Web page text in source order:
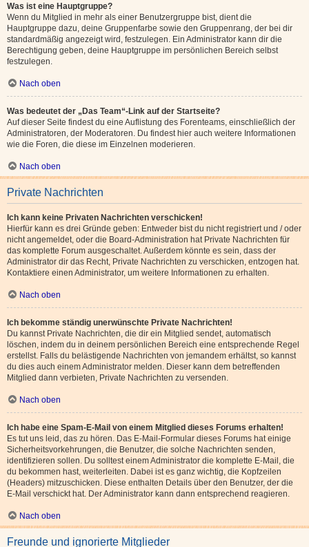
Was ist eine Hauptgruppe?
Wenn du Mitglied in mehr als einer Benutzergruppe bist, dient die
Hauptgruppe dazu, deine Gruppenfarbe sowie den Gruppenrang, der bei dir
standardmäßig angezeigt wird, festzulegen. Ein Administrator kann dir die
Berechtigung geben, deine Hauptgruppe im persönlichen Bereich selbst
festzulegen.
Nach oben
Was bedeutet der „Das Team“-Link auf der Startseite?
Auf dieser Seite findest du eine Auflistung des Forenteams, einschließlich der
Administratoren, der Moderatoren. Du findest hier auch weitere Informationen
wie die Foren, die diese im Einzelnen moderieren.
Nach oben
Private Nachrichten
Ich kann keine Privaten Nachrichten verschicken!
Hierfür kann es drei Gründe geben: Entweder bist du nicht registriert und / oder
nicht angemeldet, oder die Board-Administration hat Private Nachrichten für
das komplette Forum ausgeschaltet. Außerdem könnte es sein, dass der
Administrator dir das Recht, Private Nachrichten zu verschicken, entzogen hat.
Kontaktiere einen Administrator, um weitere Informationen zu erhalten.
Nach oben
Ich bekomme ständig unerwünschte Private Nachrichten!
Du kannst Private Nachrichten, die dir ein Mitglied sendet, automatisch
löschen, indem du in deinem persönlichen Bereich eine entsprechende Regel
erstellst. Falls du belästigende Nachrichten von jemandem erhältst, so kannst
du dies auch einem Administrator melden. Dieser kann dem betreffenden
Mitglied dann verbieten, Private Nachrichten zu versenden.
Nach oben
Ich habe eine Spam-E-Mail von einem Mitglied dieses Forums erhalten!
Es tut uns leid, das zu hören. Das E-Mail-Formular dieses Forums hat einige
Sicherheitsvorkehrungen, die Benutzer, die solche Nachrichten senden,
identifizieren sollen. Du solltest einem Administrator die komplette E-Mail, die
du bekommen hast, weiterleiten. Dabei ist es ganz wichtig, die Kopfzeilen
(Headers) mitzuschicken. Diese enthalten Details über den Benutzer, der die
E-Mail verschickt hat. Der Administrator kann dann entsprechend reagieren.
Nach oben
Freunde und ignorierte Mitglieder